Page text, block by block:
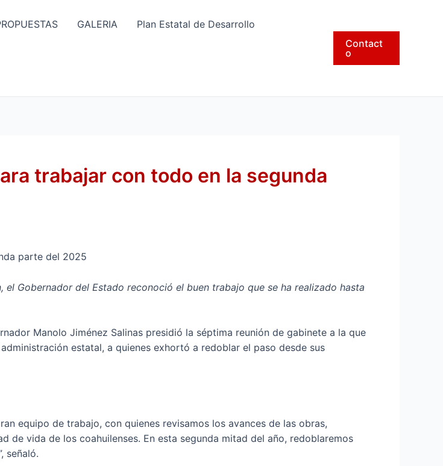
GALERIA Plan Estatal de Desarrollo
Contact
o
trabajar con todo en la segunda
parte del 2025
Gobernador del Estado reconoció el buen trabajo que se ha realizado hasta
Manolo Jiménez Salinas presidió la séptima reunión de gabinete a la que
estatal, a quienes exhortó a redoblar el paso desde sus
equipo de trabajo, con quienes revisamos los avances de las obras,
de vida de los coahuilenses. En esta segunda mitad del año, redoblaremos
señaló.